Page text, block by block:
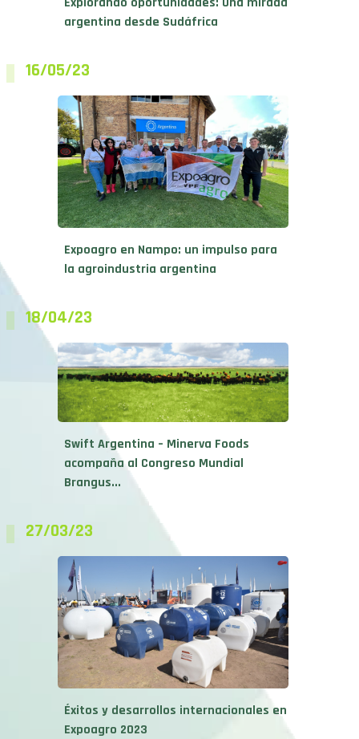
argentina desde Sudáfrica
16/05/23
Expoagro en Nampo: un impulso para
la agroindustria argentina
18/04/23
Swift Argentina – Minerva Foods
acompaña al Congreso Mundial
Brangus...
27/03/23
Éxitos y desarrollos internacionales en
Expoagro 2023